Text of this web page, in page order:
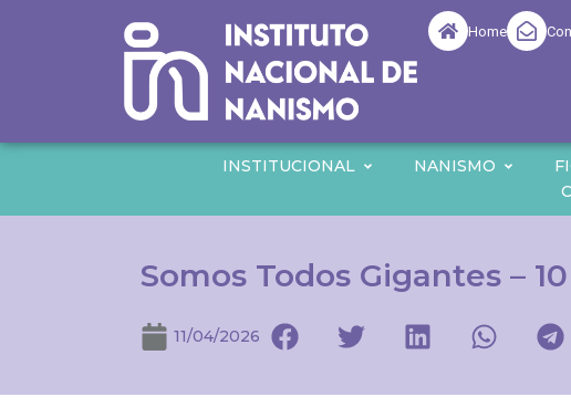
Home
INSTITUCIONAL NANISMO
Somos Todos Gigantes –
11/04/2026